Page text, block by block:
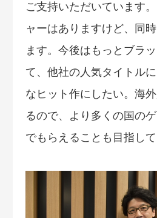
ご支持いただいています
ャーはありますけど、同
ます。今後はもっとブラ
て、他社の人気タイトル
なヒット作にしたい。海
るので、より多くの国の
でもらえることも目指して